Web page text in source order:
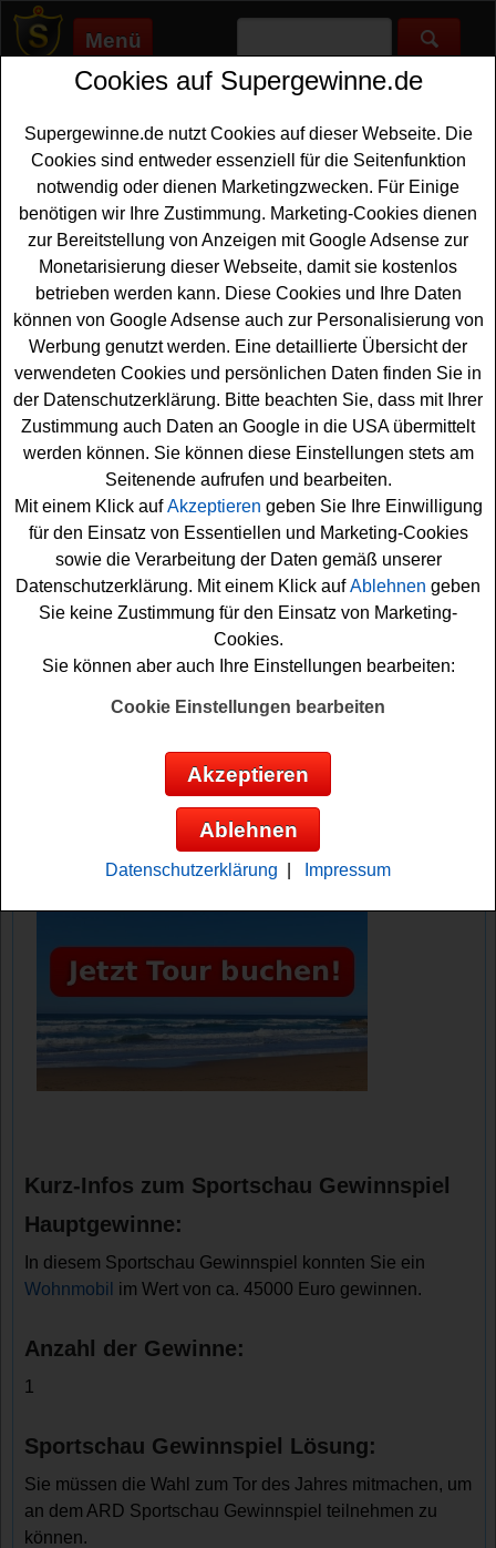
Menü
Supergewinne.de>Gewinnspiele>Auto Gewinnspiele>ARD
Anzeige:
Anzeige:
ARD Sportschau Gewinnspiel Tor
des Jahres - Wohnmobil gewinnen
Wer gern ein tollesWohnmobil gewinnenmöchte, sollte
bei dem großen ARD Sportschau Gewinnspiel zur
Abstimmung für das Tor des Jahres mitmachen. Verlost
wird ein Wohnmobil im Wert von ca. 45000 Euro und mit
etwas Glück können Sie dieses Wohnmobil gewinnen.
Falls Sie an dem tollenAuto Gewinnspiel teilnehmen
möchten, müssen Sie die Wahl zum Tor des Jahres
mitmachen und für Ihren Favoriten abstimmen. Mit etwas
Glück können Sie dann das tolle Wohnmobil gewinnen.
Machen Sie mit und versuchen Sie Ihr Glück!
Sportschau verlost ein Wohnmobil im
Wert von ca. 45000 Euro
Anzeige:
Kurz-Infos zum Sportschau Gewinnspiel
Hauptgewinne:
In diesem Sportschau Gewinnspiel konnten Sie ein
Wohnmobil im Wert von ca. 45000 Euro gewinnen.
Anzahl der Gewinne:
1
Sportschau Gewinnspiel Lösung:
Sie müssen die Wahl zum Tor des Jahres mitmachen, um
an dem ARD Sportschau Gewinnspiel teilnehmen zu
können.
Cookies auf Supergewinne.de
Supergewinne.de nutzt Cookies auf dieser Webseite. Die
Cookies sind entweder essenziell für die Seitenfunktion
notwendig oder dienen Marketingzwecken. Für Einige
benötigen wir Ihre Zustimmung. Marketing-Cookies dienen
zur Bereitstellung von Anzeigen mit Google Adsense zur
Monetarisierung dieser Webseite, damit sie kostenlos
betrieben werden kann. Diese Cookies und Ihre Daten
können von Google Adsense auch zur Personalisierung von
Werbung genutzt werden. Eine detaillierte Übersicht der
verwendeten Cookies und persönlichen Daten finden Sie in
der Datenschutzerklärung. Bitte beachten Sie, dass mit Ihrer
Zustimmung auch Daten an Google in die USA übermittelt
werden können. Sie können diese Einstellungen stets am
Seitenende aufrufen und bearbeiten.
Mit einem Klick aufAkzeptieren geben Sie Ihre Einwilligung
für den Einsatz von Essentiellen und Marketing-Cookies
sowie die Verarbeitung der Daten gemäß unserer
Datenschutzerklärung. Mit einem Klick aufAblehnen geben
Sie keine Zustimmung für den Einsatz von Marketing-
Cookies.
Sie können aber auch Ihre Einstellungen bearbeiten:
Cookie Einstellungen bearbeiten
Akzeptieren
Ablehnen
Datenschutzerklärung Impressum